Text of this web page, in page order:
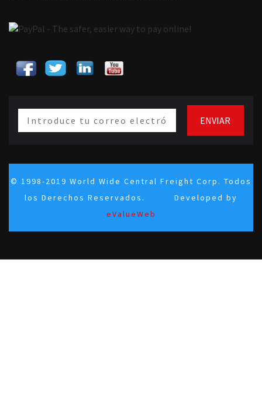
© 1998-2019 World Wide Central Freight Corp. Todos
los Derechos Reservados. Developed by
eValueWeb